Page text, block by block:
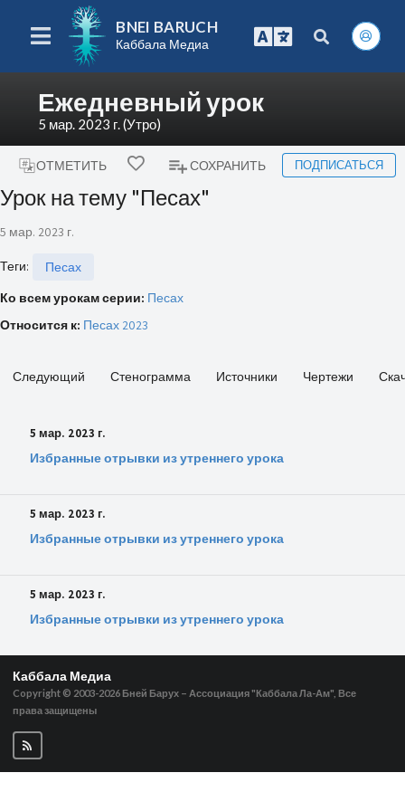
BNEI BARUCH
Каббала Медиа
Ежедневный урок
5 мар. 2023 г. (Утро)
ОТМЕТИТЬ СОХРАНИТЬ ПОДПИСАТЬСЯ
Урок на тему "Песах"
5 мар. 2023 г.
Теги:
Песах
Ко всем урокам серии: Песах
Относится к: Песах 2023
Следующий Стенограмма Источники Чертежи
5 мар. 2023 г.
Избранные отрывки из утреннего урока
5 мар. 2023 г.
Избранные отрывки из утреннего урока
5 мар. 2023 г.
Избранные отрывки из утреннего урока
Каббала Медиа
Copyright © 2003-2026 Бней Барух – Ассоциация "Каббала Ла-Ам", Все
права защищены